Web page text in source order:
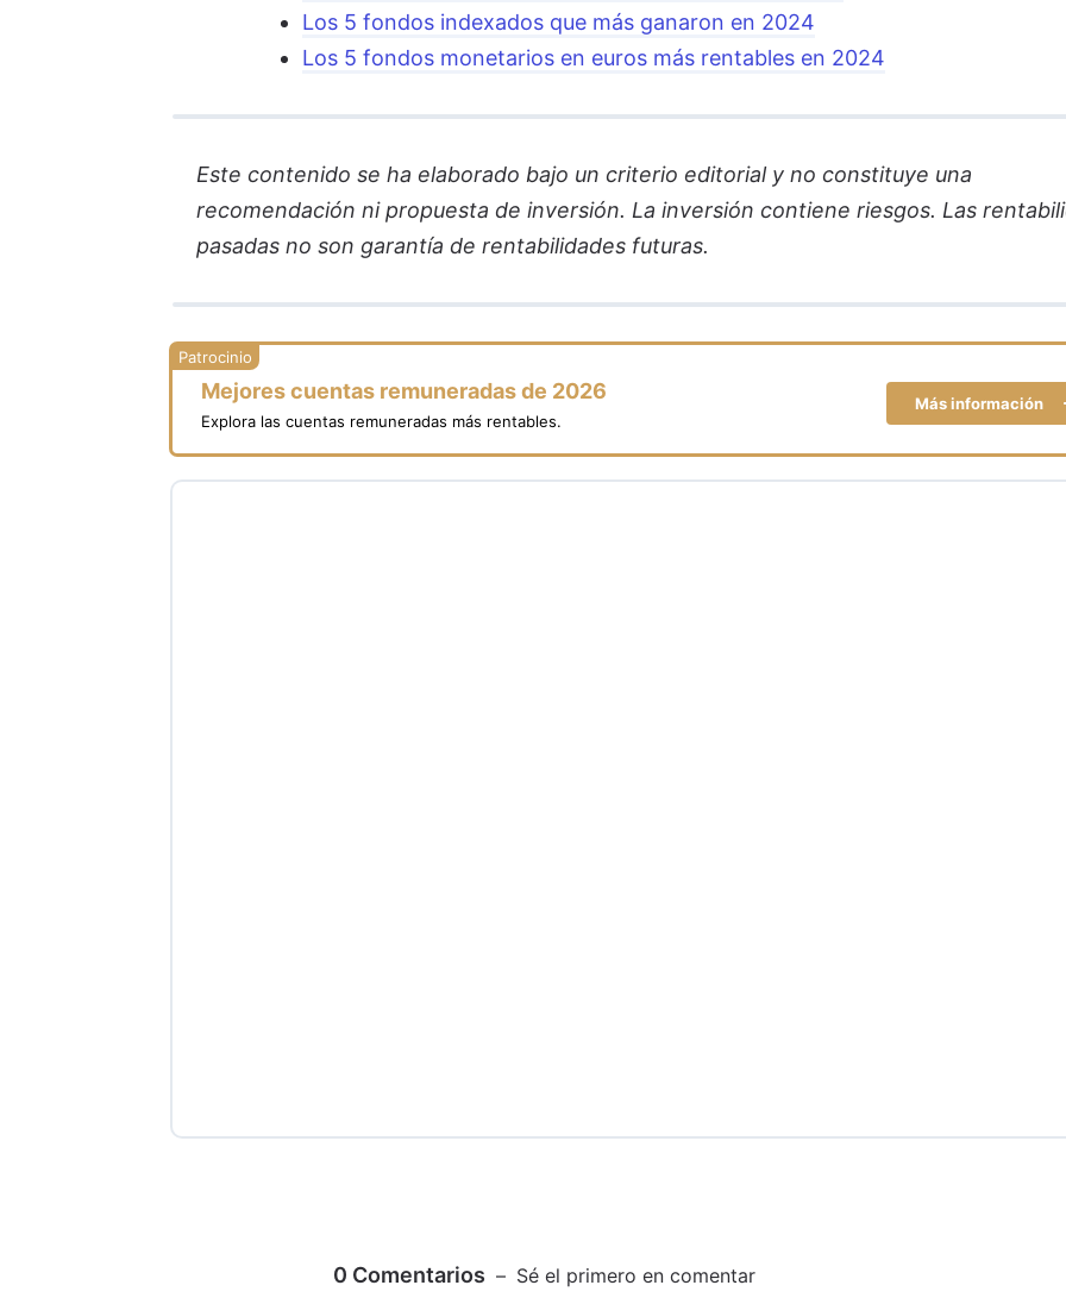
Los 5 fondos indexados que más ganaron en 2024
Los 5 fondos monetarios en euros más rentables en 2024
Este contenido se ha elaborado bajo un criterio editorial y no constituye una
recomendación ni propuesta de inversión. La inversión contiene riesgos. Las
pasadas no son garantía de rentabilidades futuras.
Mejores cuentas remuneradas de 2026
Explora las cuentas remuneradas más rentables.
Más información
0 Comentarios Sé el primero en comentar